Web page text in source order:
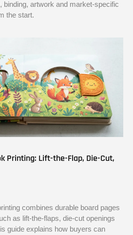
binding, artwork and market-specific
the start.
Printing: Lift-the-Flap, Die-Cut,
combines durable board pages
as lift-the-flaps, die-cut openings
guide explains how buyers can